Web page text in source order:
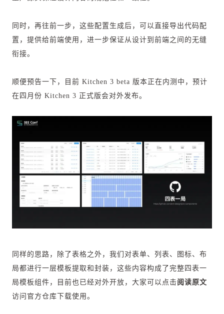
同时，再往前一步，这些配置生成后，可以直接导出代码配
置，提供给前端使用，进一步保证从设计到前端之间的无缝
衔接。
顺便预告一下，目前 Kitchen 3 beta 版本正在内测中，预计
在四月份 Kitchen 3 正式版会对外发布。
同样的思路，除了表格之外，我们对表单、列表、图标、布
局都进行一层模板提取和封装，这些内容构成了完整四表一
局模板组件，目前也已经对外开放，大家可以点击阅读原文
访问官方仓库下载使用。